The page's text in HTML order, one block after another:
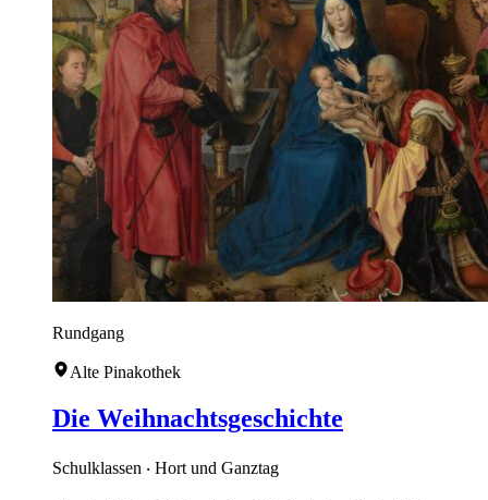
Rundgang
Alte Pinakothek
Die Weihnachtsgeschichte
Schulklassen ‧ Hort und Ganztag